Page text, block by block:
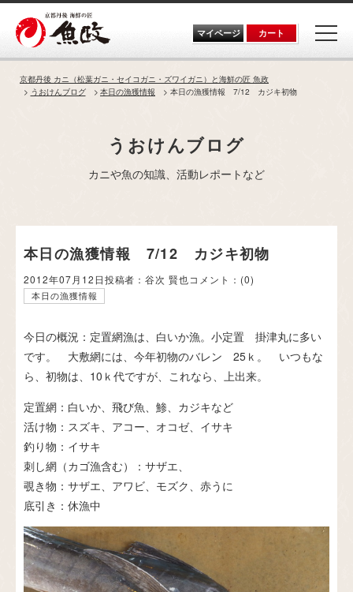
Skip
content
マイページ カート
京都丹後 カニ（松葉ガニ・セイコガニ・ズワイガニ）と海鮮の匠 魚政
うおけんブログ
本日の漁獲情報 本日の漁獲情報 7/12 カジキ初物
うおけんブログ
カニや魚の知識、活動レポートなど
本日の漁獲情報 7/12 カジキ初物
2012年07月12日投稿者：谷次 賢也コメント： (0)
本日の漁獲情報
今日の概況：定置網漁は、白いか漁。小定置 掛津丸に多い
です。 大敷網には、今年初物のバレン 25ｋ。 いつもな
ら、初物は、10ｋ代ですが、これなら、上出来。
定置網：白いか、飛び魚、鯵、カジキなど
活け物：スズキ、アコー、オコゼ、イサキ
釣り物：イサキ
刺し網（カゴ漁含む）：サザエ、
覗き物：サザエ、アワビ、モズク、赤うに
底引き：休漁中